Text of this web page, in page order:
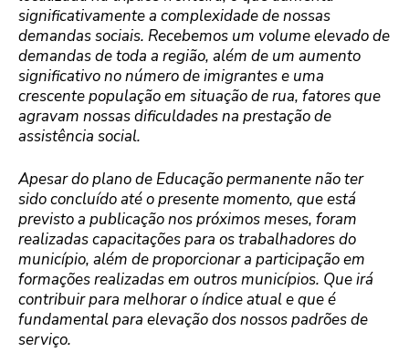
significativamente a complexidade de nossas
demandas sociais. Recebemos um volume elevado de
demandas de toda a região, além de um aumento
significativo no número de imigrantes e uma
crescente população em situação de rua, fatores que
agravam nossas dificuldades na prestação de
assistência social.
Apesar do plano de Educação permanente não ter
sido concluído até o presente momento, que está
previsto a publicação nos próximos meses, foram
realizadas capacitações para os trabalhadores do
município, além de proporcionar a participação em
formações realizadas em outros municípios. Que irá
contribuir para melhorar o índice atual e que é
fundamental para elevação dos nossos padrões de
serviço.